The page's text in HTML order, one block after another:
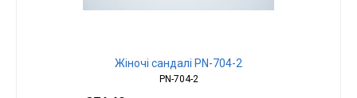
Жіночі сандалі PN-704-2
PN-704-2